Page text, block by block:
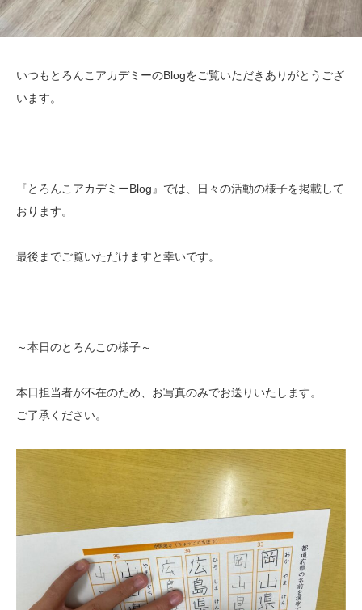
いつもとろんこアカデミーのBlogをご覧いただきありがとうござ
います。
『とろんこアカデミーBlog』では、日々の活動の様子を掲載して
おります。
最後までご覧いただけますと幸いです。
～本日のとろんこの様子～
本日担当者が不在のため、お写真のみでお送りいたします。
ご了承ください。